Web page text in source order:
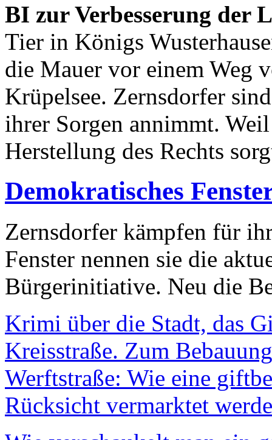
BI zur Verbesserung der
Tier in Königs
die Mauer vor einem Weg
Krüpelsee. Zernsdorfer
ihrer Sorgen annimmt.
Herstellung des Rechts
Demokratisches
Zernsdorfer kämpfen für
Fenster nennen sie die
Bürgerinitiative. Neu die
Krimi über die Stadt, das
Kreisstraße. Zum
Werftstraße: Wie eine
Rücksicht vermarktet